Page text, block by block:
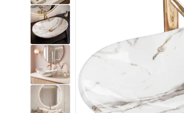
Комплект тоалетна чиния с
биде WC
Умивалници
Вани и Паравани